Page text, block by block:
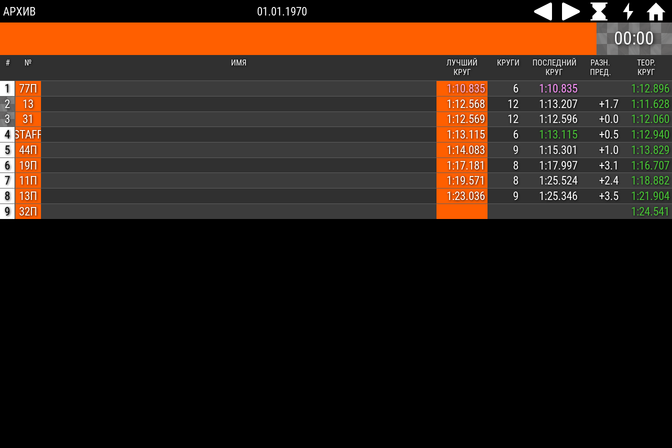
АРХИВ 01.01.1970
00:00
# № ИМЯ
ЛУЧШИЙ
КРУГ
КРУГИ
ПОСЛЕДНИЙ
КРУГ
РАЗН.
ПРЕД.
ТЕОР.
КРУГ
1 77П 1:10.835 6 1:10.835
1:12.896
2
13 1:12.568 12 1:13.207 +1.7
1:11.628
3
31 1:12.569 12 1:12.596 +0.0
1:12.060
4 STAFF 1:13.115 6 1:13.115 +0.5
1:12.940
5
44П 1:14.083 9 1:15.301 +1.0
1:13.829
6
19П 1:17.181 8 1:17.997 +3.1
1:16.707
7
11П 1:19.571 8 1:25.524 +2.4
1:18.882
8
13П 1:23.036 9 1:25.346 +3.5
1:21.904
9
32П 1:24.541